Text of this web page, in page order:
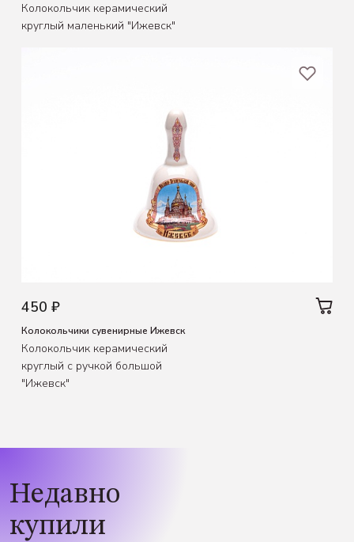
Колокольчик керамический
круглый маленький "Ижевск"
450 ₽
Колокольчики сувенирные Ижевск
Колокольчик керамический
круглый с ручкой большой
"Ижевск"
Недавно
купили